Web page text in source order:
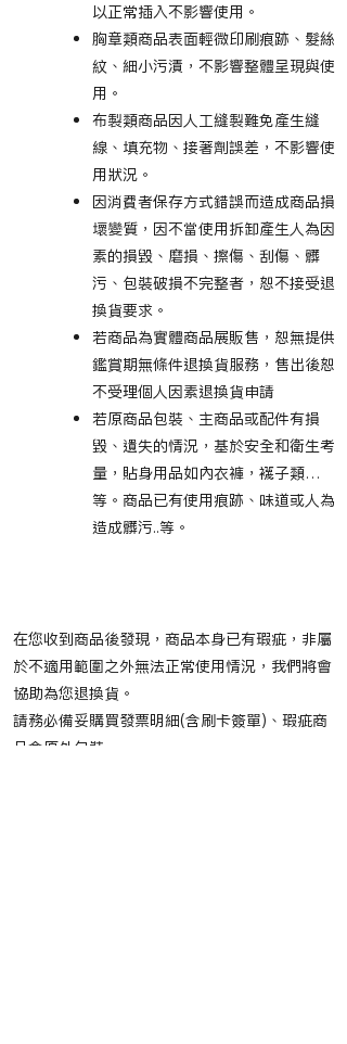
以正常插入不影響使用。
胸章類商品表面輕微印刷痕跡、髮絲
紋、細小污漬，不影響整體呈現與使
用。
布製類商品因人工縫製難免產生縫
線、填充物、接著劑誤差，不影響使
用狀況。
因消費者保存方式錯誤而造成商品損
壞變質，因不當使用拆卸產生人為因
素的損毀、磨損、擦傷、刮傷、髒
污、包裝破損不完整者，恕不接受退
換貨要求。
若商品為實體商品展販售，恕無提供
鑑賞期無條件退換貨服務，售出後恕
不受理個人因素退換貨申請
若原商品包裝、主商品或配件有損
毀、遺失的情況，基於安全和衛生考
量，貼身用品如內衣褲，襪子類…
等。商品已有使用痕跡、味道或人為
造成髒污..等。
在您收到商品後發現，商品本身已有瑕疵，非屬
於不適用範圍之外無法正常使用情況，我們將會
協助為您退換貨。
請務必備妥購買發票明細(含刷卡簽單)、瑕疵商
品含原外包裝